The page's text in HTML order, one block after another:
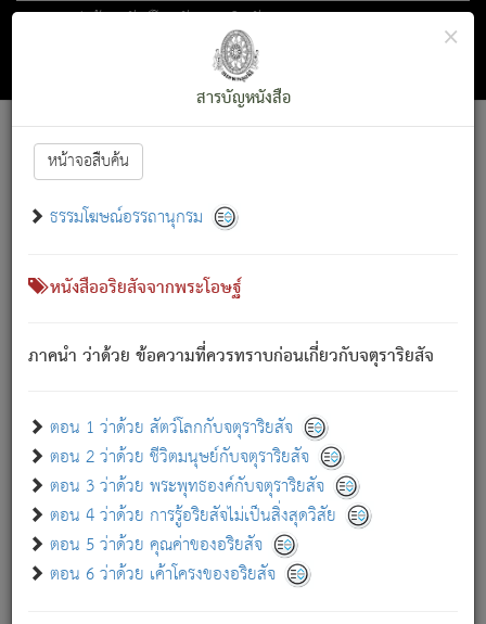
ตอน 1 ว่าด้วย สัตว์โลกกับจตุราริยสัจ
สารบัญ×
สารบัญหนังสือ
หน้าจอสืบค้น
ธรรมโฆษณ์อรรถานุกรม
หนังสืออริยสัจจากพระโอษฐ์
ภาคนำ ว่าด้วย ข้อความที่ควรทราบก่อนเกี่ยวกับจตุราริยสัจ
ตอน 1 ว่าด้วย สัตว์โลกกับจตุราริยสัจ
ตอน 2 ว่าด้วย ชีวิตมนุษย์กับจตุราริยสัจ
ตอน 3 ว่าด้วย พระพุทธองค์กับจตุราริยสัจ
ตอน 4 ว่าด้วย การรู้อริยสัจไม่เป็นสิ่งสุดวิสัย
ตอน 5 ว่าด้วย คุณค่าของอริยสัจ
ตอน 6 ว่าด้วย เค้าโครงของอริยสัจ
Font :15 ]||
สัตว์โลกนี้ เกิดความเดือดร้อนแล้ว มีผัสสะบังหน้า
เขาสำคัญสิ่งใด โดยความเป็นประการใด แต่สิ่งนั้นย่อมเป็น
(ตามที่เป็นจริง) โดยประการอื่นจากที่เขาสำคัญนั้น
สัตว์โลกติดข้องอยู่ในภพ ถูกภพบังหน้าแล้ว มีภพโดยความ
เป็นอย่างอื่น (จากที่มันเป็นอยู่จริง) จึงได้เพลิดเพลินยิ่งนักในภพ
เขาเพลิดเพลินยิ่งนักในสิ่งใด สิ่งนั้นเป็นภัย (ที่เขาไม่รู้จัก)
เขากลัวต่อสิ่งใดสิ่งนั้นเป็นทุกข์
พรหมจรรย์นี้ อันบุคคลย่อมประพฤติ ก็เพื่อการละขาดซึ่ง
ภพ.
สมณะหรือพราหมณ์เหล่าใด กล่าวความหลุดพ้นจากภพว่า
มีได้เพราะภพ เรากล่าวว่า สมณะหรือพราหมณ์ทั้งปวงนั้น
มิใช่ผู้หลดพ้นจากภพ.